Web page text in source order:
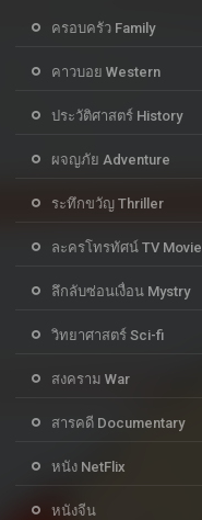
ครอบครัว Family
คาวบอย Western
ประวัติศาสตร์ History
ผจญภัย Adventure
ระทึกขวัญ Thriller
ละครโทรทัศน์ TV Movie
ลึกลับซ่อนเงื่อน Mystry
วิทยาศาสตร์ Sci-fi
สงคราม War
สารคดี Documentary
หนัง NetFlix
หนังจีน